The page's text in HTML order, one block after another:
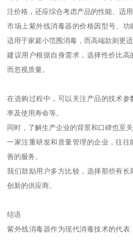
注价格，还应综合考虑产品的性能、适用
市场上紫外线消毒器的价格因型号、
适用于家庭小范围消毒，而高端款则更适
建议用户根据自身需求，选择性价比
而忽视质量。
在选购过程中，可以关注产品的技术
率及使用寿命等。
同时，了解生产企业的背景和口碑也至关
一家注重研发和质量管理的企业，往
善的服务。
我们鼓励用户多方比较，选择那些有
创新的供应商。
结语
紫外线消毒器作为现代消毒技术的代表